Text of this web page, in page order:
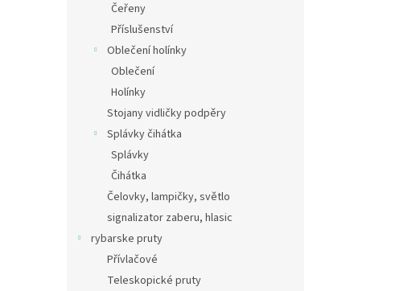
Čeřeny
Příslušenství
Oblečení holínky
Oblečení
Holínky
Stojany vidličky podpěry
Splávky čihátka
Splávky
Čihátka
Čelovky, lampičky, světlo
signalizator zaberu, hlasic
rybarske pruty
Přívlačové
Teleskopické pruty